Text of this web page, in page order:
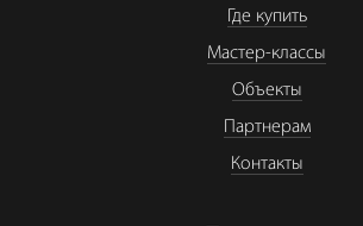
Где купить
Мастер-классы
Объекты
Партнерам
Контакты